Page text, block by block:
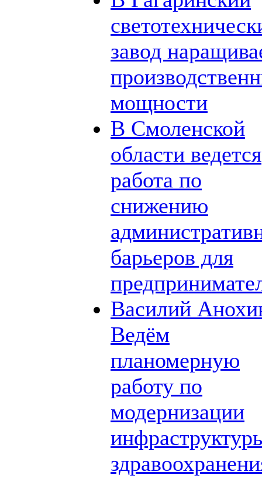
завод
мощности
В Смоленской
области ведется
работа по
снижению
барьеров для
Василий
Ведём
планомерную
работу по
модернизации